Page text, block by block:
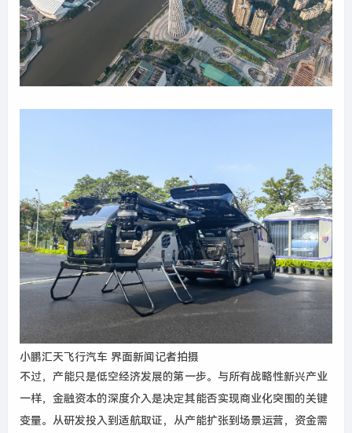
小鹏汇天飞行汽车 界面新闻记者拍摄
不过，产能只是低空经济发展的第一步。与所有战略性新兴产业
一样，金融资本的深度介入是决定其能否实现商业化突围的关键
变量。从研发投入到适航取证，从产能扩张到场景运营，资金需